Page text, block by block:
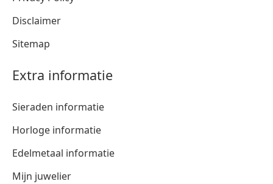
Disclaimer
Sitemap
Extra informatie
Sieraden informatie
Horloge informatie
Edelmetaal informatie
Mijn juwelier